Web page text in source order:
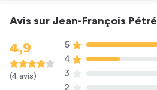
Avis sur Jean-François Pétré
4,9
(4 avis)
5
4
3
2